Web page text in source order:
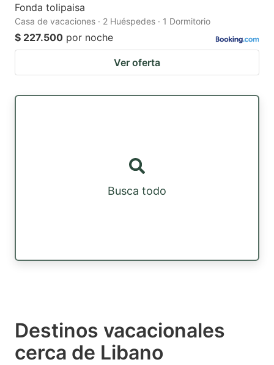
Fonda tolipaisa
Casa de vacaciones · 2 Huéspedes · 1 Dormitorio
$ 227.500 por noche
Ver oferta
Busca todo
Destinos vacacionales
cerca de Libano